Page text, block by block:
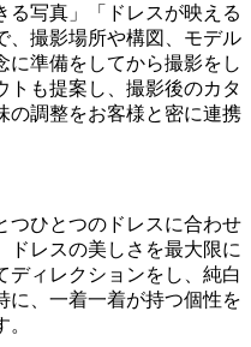
る写真」「ドレスが映える
、撮影場所や構図、モデル
に準備をしてから撮影をし
トも提案し、撮影後のカタ
の調整をお客様と密に連携
つひとつのドレスに合わせ
ドレスの美しさを最大限に
ディレクションをし、純白
に、一着一着が持つ個性を